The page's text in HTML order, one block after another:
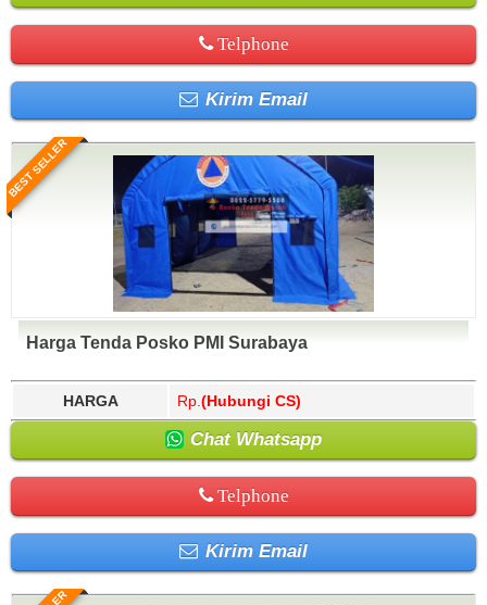
Telphone
Kirim Email
BEST SELLER
Harga Tenda Posko PMI Surabaya
HARGA Rp. (Hubungi CS)
Chat Whatsapp
Telphone
Kirim Email